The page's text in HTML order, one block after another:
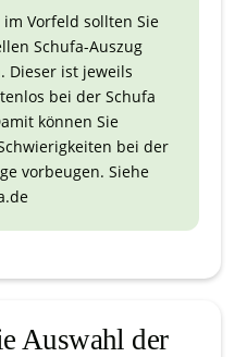
im Vorfeld sollten Sie
Schufa-Auszug
Dieser ist jeweils
bei der Schufa
können Sie
bei der
vorbeugen. Siehe
Auswahl der